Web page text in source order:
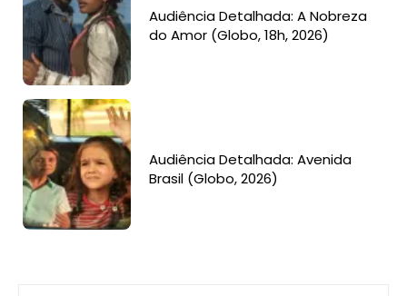
Audiência Detalhada: A Nobreza
do Amor (Globo, 18h, 2026)
Audiência Detalhada: Avenida
Brasil (Globo, 2026)